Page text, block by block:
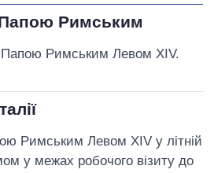
Папою Римським
Папою Римським Левом XIV.
Римським Левом XIV у літній
у межах робочого візиту до